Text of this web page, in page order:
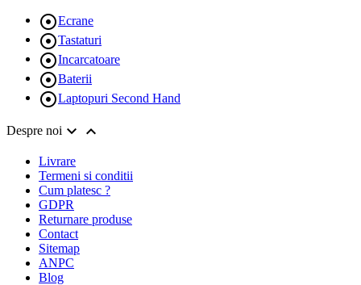
Ecrane
Tastaturi
Incarcatoare
Baterii
Laptopuri Second Hand
Despre noi  
Livrare
Termeni si conditii
Cum platesc ?
GDPR
Returnare produse
Contact
Sitemap
ANPC
Blog